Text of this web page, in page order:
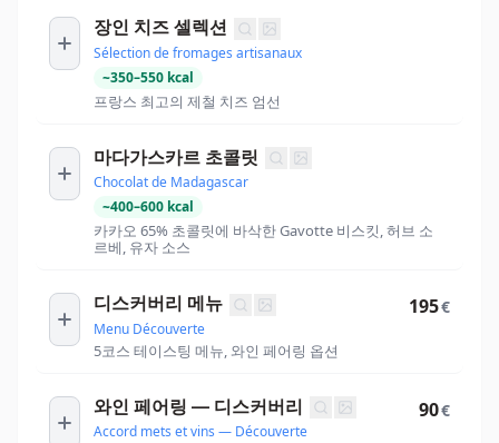
장인 치즈 셀렉션
Sélection de fromages artisanaux
~350–550 kcal
프랑스 최고의 제철 치즈 엄선
마다가스카르 초콜릿
Chocolat de Madagascar
~400–600 kcal
카카오 65% 초콜릿에 바삭한 Gavotte 비스킷, 허브 소
르베, 유자 소스
디스커버리 메뉴
Menu Découverte
5코스 테이스팅 메뉴, 와인 페어링 옵션
195€
와인 페어링 — 디스커버리
Accord mets et vins — Découverte
90€